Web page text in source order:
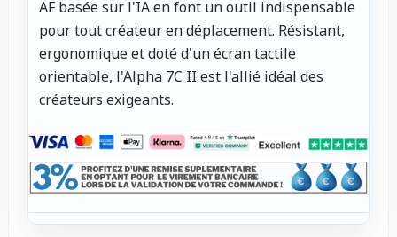
AF basée sur l'IA en font un outil indispensable
pour tout créateur en déplacement. Résistant,
ergonomique et doté d'un écran tactile
orientable, l'Alpha 7C II est l'allié idéal des
créateurs exigeants.